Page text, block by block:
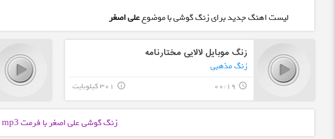
لیست اهنگ جدید برای زنگ گوشی با موضوععلی اصغر
زنگ موبایل لالایی مختارنامه
زنگ مذهبی
query_builder
00:19 301 کیلوبایت info_outline
زنگ گوشی علی اصغر با فرمت mp3